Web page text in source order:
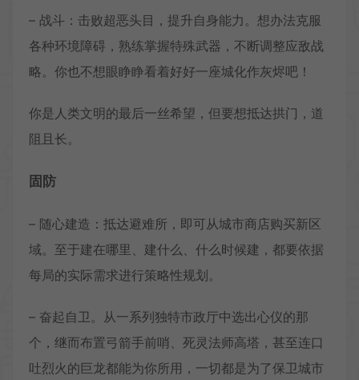
– 战斗：击败超恶头目，提升自身能力。想办法克服
各种环境障碍，熟练掌握特殊武器，不断调整应敌战
略。你也不想眼睁睁看着好好一座城化作灰烬吧！
你是人类文明的最后一丝希望，但要想抵达拱门，道
阻且长。
固防
– 随心建造：抵达避难所，即可从城市商店购买新区
域。至于建在哪里、建什么、什么时候建，都要依据
每局的实际需求进行策略性规划。
– 奋起自卫。从一系列独特市政厅中选出心仪的那
个，继而布置弓箭手前哨、死灵法师高塔，甚至连口
吐烈火的巨龙都能为你所用，一切都是为了保卫城市